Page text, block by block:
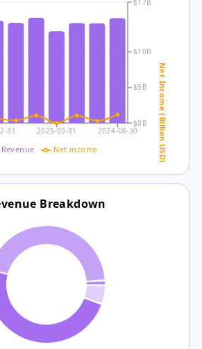
31 2025-03-31 2024-06-30
$0B
$5B
$10B
Net Income (Billion USD)
Revenue Net income
Breakdown